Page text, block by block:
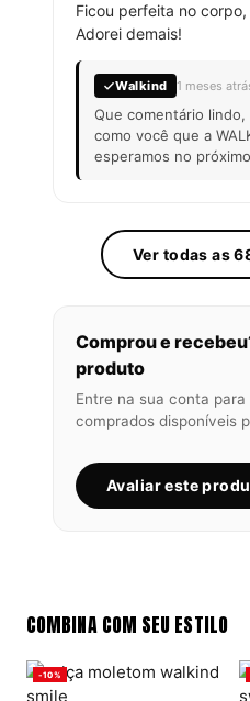
Ficou perfeita no
Adorei demais!
Walkind 1 meses
Que comentário
como você que a
esperamos no
Ver todas as
Comprou e
produto
Entre na sua conta
comprados disponíveis
Avaliar este
COMBINA COM SEU ESTILO
-10%